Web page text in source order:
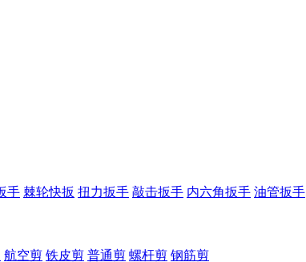
手 棘轮快扳 扭力扳手 敲击扳手 内六角扳手 油管扳手
航空剪 铁皮剪 普通剪 螺杆剪 钢筋剪